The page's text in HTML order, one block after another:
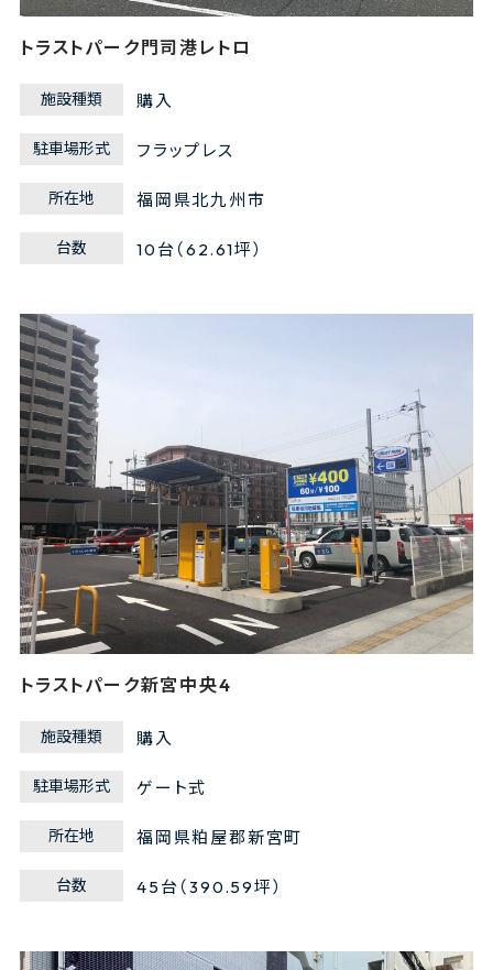
トラストパーク門司港レトロ
施設種類 購入
駐車場形式 フラップレス
所在地 福岡県北九州市
台数 10台（62.61坪）
トラストパーク新宮中央4
施設種類 購入
駐車場形式 ゲート式
所在地 福岡県粕屋郡新宮町
台数 45台（390.59坪）